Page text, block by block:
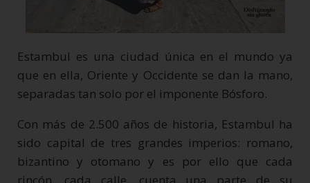
Estambul es una ciudad única en el mundo ya
que en ella, Oriente y Occidente se dan la mano,
separadas tan solo por el imponente Bósforo.
Con más de 2.500 años de historia, Estambul ha
sido capital de tres grandes imperios: romano,
bizantino y otomano y es por ello que cada
rincón, cada calle, cuenta una parte de su